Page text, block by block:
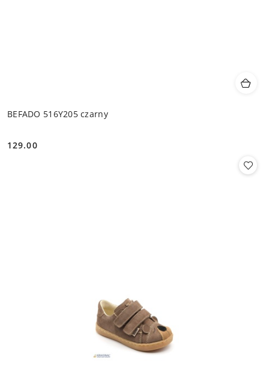
BEFADO 516Y205 czarny
Cena:
129.00